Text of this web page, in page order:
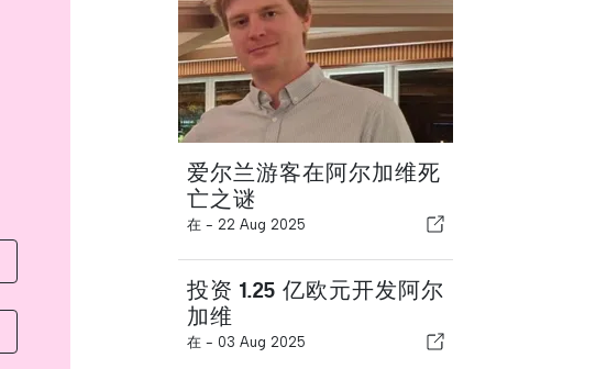
爱尔兰游客在阿尔加维死
亡之谜
在 - 22 Aug 2025
投资 1.25 亿欧元开发阿尔
加维
在 - 03 Aug 2025